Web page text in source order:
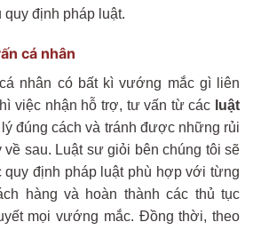
quy định pháp luật.
cá nhân
nhân có bất kì vướng mắc gì liên
việc nhận hỗ trợ, tư vấn từ các luật
đúng cách và tránh được những rủi
về sau. Luật sư giỏi bên chúng tôi sẽ
quy định pháp luật phù hợp với từng
hàng và hoàn thành các thủ tục
mọi vướng mắc. Đồng thời, theo